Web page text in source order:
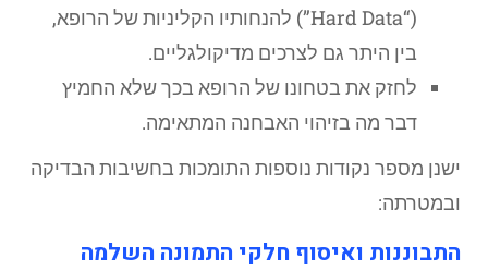
(“Hard Data”) להנחותיו הקליניות של הרופא,
בין היתר גם לצרכים מדיקולגליים.
לחזק את בטחונו של הרופא בכך שלא החמיץ
דבר מה בזיהוי האבחנה המתאימה.
ישנן מספר נקודות נוספות התומכות בחשיבות הבדיקה
ובמטרתה:
התבוננות ואיסוף חלקי התמונה השלמה